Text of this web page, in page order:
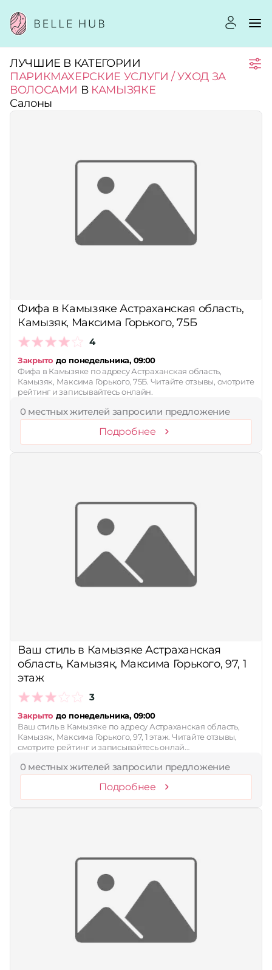
Город:
Категории:
Стоимость услуг:
Применить
Сбросить
ЛУЧШИЕ В КАТЕГОРИИ
ПАРИКМАХЕРСКИЕ УСЛУГИ / УХОД ЗА
ВОЛОСАМИ В КАМЫЗЯКЕ
Салоны
Фифа в Камызяке Астраханская область,
Камызяк, Максима Горького, 75Б
4
Закрыто до понедельника, 09:00
Фифа в Камызяке по адресу Астраханская область,
Камызяк, Максима Горького, 75Б. Читайте отзывы, смотрите
рейтинг и записывайтесь онлайн.
0 местных жителей запросили предложение
Подробнее
Ваш стиль в Камызяке Астраханская
область, Камызяк, Максима Горького, 97, 1
этаж
3
Закрыто до понедельника, 09:00
Ваш стиль в Камызяке по адресу Астраханская область,
Камызяк, Максима Горького, 97, 1 этаж. Читайте отзывы,
смотрите рейтинг и записывайтесь онлай…
0 местных жителей запросили предложение
Подробнее